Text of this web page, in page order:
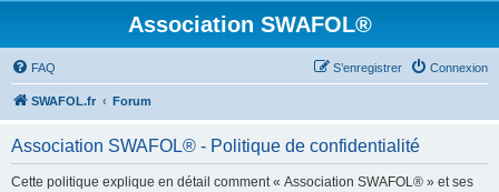
Association SWAFOL®
FAQ Connexion
S’enregistrer
SWAFOL.fr Forum
Association SWAFOL® - Politique de confidentialité
Cette politique explique en détail comment « Association SWAFOL® » et ses